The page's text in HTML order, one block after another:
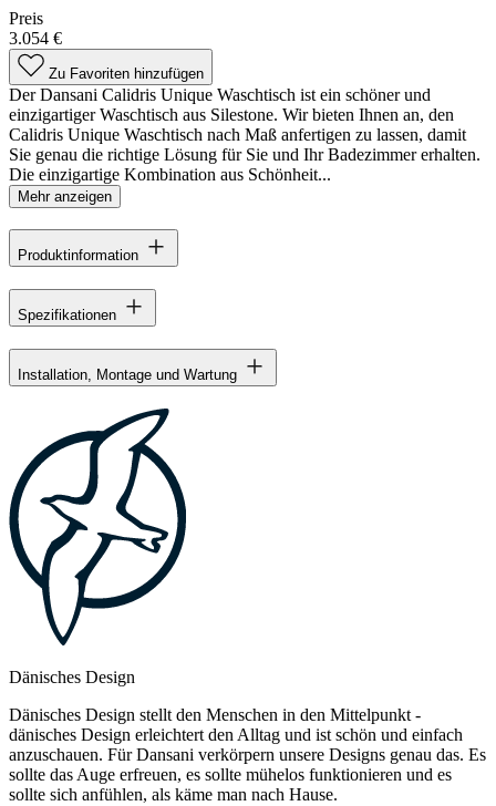
Preis
3.054 €
Zu Favoriten hinzufügen
Der Dansani Calidris Unique Waschtisch ist ein schöner und
einzigartiger Waschtisch aus Silestone. Wir bieten Ihnen an, den
Calidris Unique Waschtisch nach Maß anfertigen zu lassen, damit
Sie genau die richtige Lösung für Sie und Ihr Badezimmer erhalten.
Die einzigartige Kombination aus Schönheit...
Mehr anzeigen
Produktinformation
Spezifikationen
Installation, Montage und Wartung
Dänisches Design
Dänisches Design stellt den Menschen in den Mittelpunkt -
dänisches Design erleichtert den Alltag und ist schön und einfach
anzuschauen. Für Dansani verkörpern unsere Designs genau das. Es
sollte das Auge erfreuen, es sollte mühelos funktionieren und es
sollte sich anfühlen, als käme man nach Hause.